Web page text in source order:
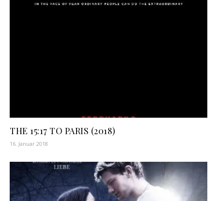
THE 15:17 TO PARIS (2018)
16. Januar 2018